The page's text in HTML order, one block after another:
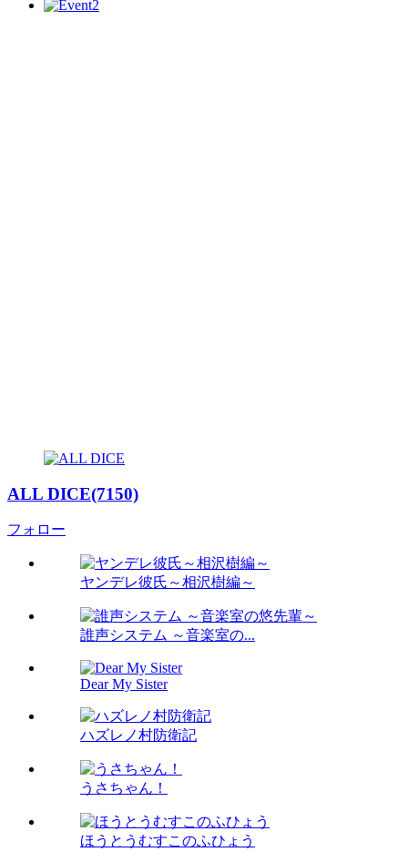
ALL DICE(7150)
フォロー
ヤンデレ彼氏～相沢樹編～
誰声システム ～音楽室の...
Dear My Sister
ハズレノ村防衛記
うさちゃん！
ほうとうむすこのふひょう